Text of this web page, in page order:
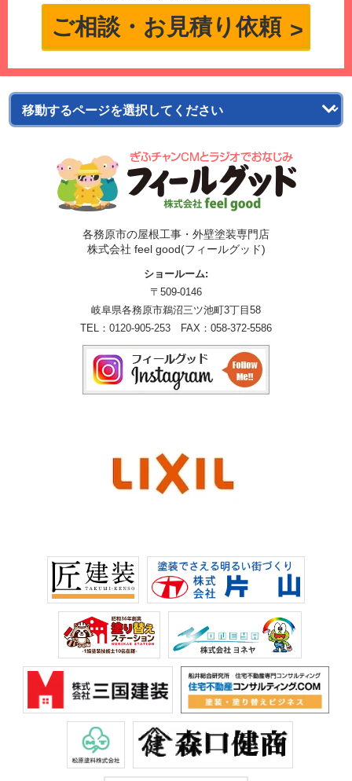
ご相談・お見積り依頼
各務原市の屋根工事・外壁塗装専門店
株式会社 feel good(フィールグッド)
ショールーム:
〒509-0146
岐阜県各務原市鵜沼三ツ池町3丁目58
TEL： 0120-905-253 FAX：058-372-5586